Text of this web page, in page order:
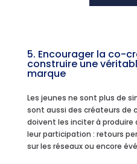
5. Encourager la co-
construire une
marque
Les jeunes ne sont plus de
sont aussi des créateurs de
doivent les inciter à
leur participation : retours
sur les réseaux ou encore